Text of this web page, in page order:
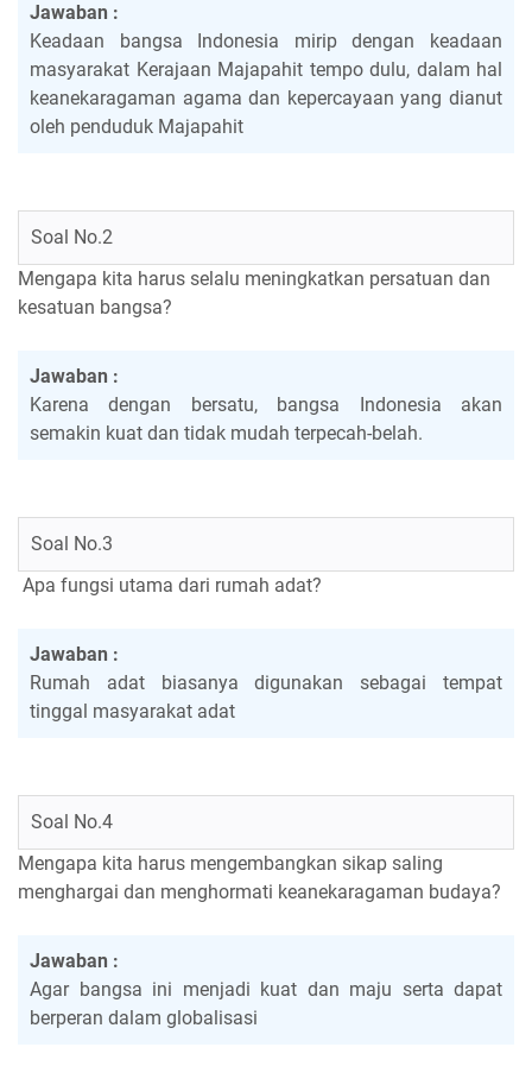
Jawaban :
Keadaan bangsa Indonesia mirip dengan keadaan
masyarakat Kerajaan Majapahit tempo dulu, dalam hal
keanekaragaman agama dan kepercayaan yang dianut
oleh penduduk Majapahit
Soal No.2
Mengapa kita harus selalu meningkatkan persatuan dan
kesatuan bangsa?
Jawaban :
Karena dengan bersatu, bangsa Indonesia akan
semakin kuat dan tidak mudah terpecah-belah.
Soal No.3
Apa fungsi utama dari rumah adat?
Jawaban :
Rumah adat biasanya digunakan sebagai tempat
tinggal masyarakat adat
Soal No.4
Mengapa kita harus mengembangkan sikap saling
menghargai dan menghormati keanekaragaman budaya?
Jawaban :
Agar bangsa ini menjadi kuat dan maju serta dapat
berperan dalam globalisasi